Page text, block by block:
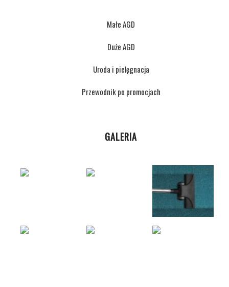
Małe AGD
Duże AGD
Uroda i pielęgnacja
Przewodnik po promocjach
GALERIA